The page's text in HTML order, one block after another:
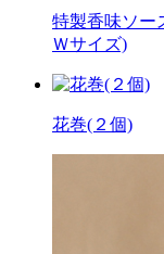
特製香味ソー
Ｗサイズ)
花巻(２個)